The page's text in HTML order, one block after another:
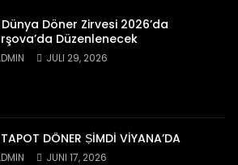
Dünya Döner Zirvesi 2026’da
Düzenlenecek
JULI 29, 2026
DÖNER ṢİMDİ VİYANA’DA
JUNI 17, 2026